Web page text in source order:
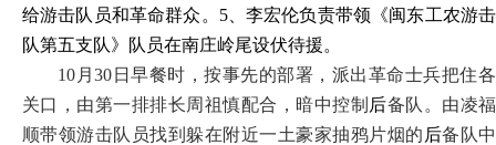
给游击队员和革命群众。 5、李宏伦负责带领《闽东工农游击
队第五支队》队员在南庄岭尾设伏待援。
10月30日早餐时，按事先的部署，派出革命士兵把住各
关口，由第一排排长周祖慎配合，暗中控制 后备队。由凌福
顺带领游击队员找到躲在附近一土豪家抽鸦片烟的 后备队中